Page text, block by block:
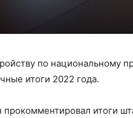
по национальному
итоги 2022 года.
итоги